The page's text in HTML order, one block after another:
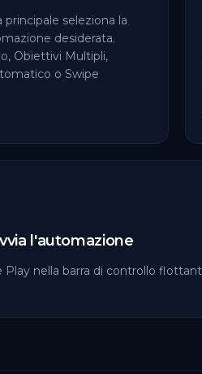
principale seleziona la
desiderata.
Obiettivi Multipli,
o Swipe
l'automazione
Play nella barra di controllo